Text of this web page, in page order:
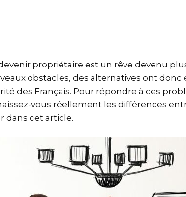
propriétaire est un rêve devenu
obstacles, des alternatives ont donc
des Français. Pour répondre à ces
vous réellement les différences
dans cet article.